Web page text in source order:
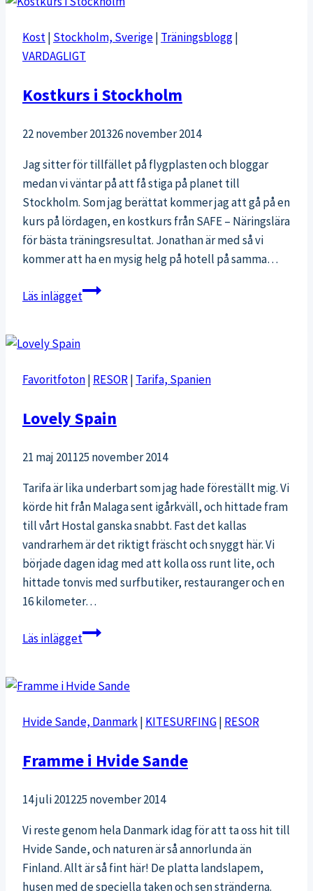
med
SUP
och
Kost| Stockholm, Sverige| Träningsblogg|
VARDAGLIGT
Kostkurs i Stockholm
22 november 201326 november 2014
Jag sitter för tillfället på flygplasten och bloggar
medan vi väntar på att få stiga på planet till
Stockholm. Som jag berättat kommer jag att gå på en
kurs på lördagen, en kostkurs från SAFE – Näringslära
för bästa träningsresultat. Jonathan är med så vi
kommer att ha en mysig helg på hotell på samma…
Läs inläggetKostkurs
Favoritfoton| RESOR| Tarifa, Spanien
Lovely Spain
21 maj 201125 november 2014
Tarifa är lika underbart som jag hade föreställt mig. Vi
körde hit från Malaga sent igårkväll, och hittade fram
till vårt Hostal ganska snabbt. Fast det kallas
vandrarhem är det riktigt fräscht och snyggt här. Vi
började dagen idag med att kolla oss runt lite, och
hittade tonvis med surfbutiker, restauranger och en
16 kilometer…
Läs inläggetLovely
Hvide Sande, Danmark| KITESURFING| RESOR
Framme i Hvide Sande
14 juli 201225 november 2014
Vi reste genom hela Danmark idag för att ta oss hit till
Hvide Sande, och naturen är så annorlunda än
Finland. Allt är så fint här! De platta landslapem,
husen med de speciella taken och sen stränderna.